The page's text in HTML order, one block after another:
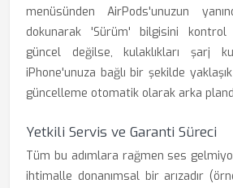
menüsünden AirPods'unuzun
dokunarak 'Sürüm' bilgisini
güncel değilse, kulaklıkları şarj
iPhone'unuza bağlı bir şekilde
güncelleme otomatik olarak arka
Yetkili Servis ve Garanti Süreci
Tüm bu adımlara rağmen ses
ihtimalle donanımsal bir arızadır